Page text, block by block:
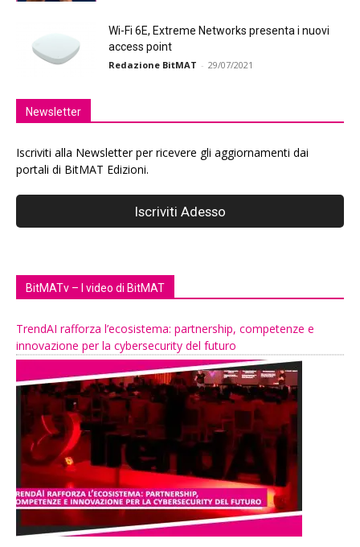
Wi-Fi 6E, Extreme Networks presenta i nuovi
access point
Redazione BitMAT - 29/07/2021
Newsletter
Iscriviti alla Newsletter per ricevere gli aggiornamenti dai
portali di BitMAT Edizioni.
BitMATv – I video di BitMAT
TrendAI rafforza l’ecosistema: partnership, competenze e
innovazione per la cybersecurity del futuro